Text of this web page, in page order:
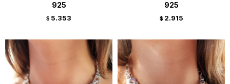
925
$ 5.353
925
$ 2.915